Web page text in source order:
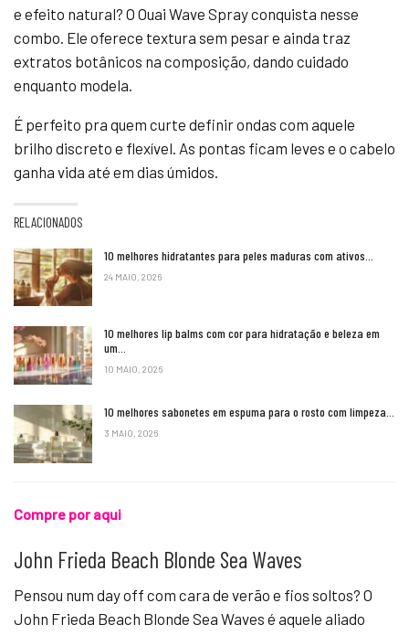
e efeito natural? O Ouai Wave Spray conquista nesse
combo. Ele oferece textura sem pesar e ainda traz
extratos botânicos na composição, dando cuidado
enquanto modela.
É perfeito pra quem curte definir ondas com aquele
brilho discreto e flexível. As pontas ficam leves e o cabelo
ganha vida até em dias úmidos.
RELACIONADOS
10 melhores hidratantes para peles maduras com ativos…
24 MAIO, 2026
10 melhores lip balms com cor para hidratação e beleza em
um…
10 MAIO, 2026
10 melhores sabonetes em espuma para o rosto com limpeza…
3 MAIO, 2026
Compre por aqui
John Frieda Beach Blonde Sea Waves
Pensou num day off com cara de verão e fios soltos? O
John Frieda Beach Blonde Sea Waves é aquele aliado